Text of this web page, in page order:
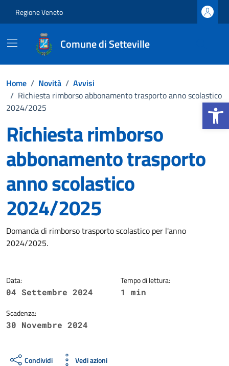
Apri la
Regione Veneto
Comune di Setteville
Home / Novità / Avvisi
/ Richiesta rimborso abbonamento trasporto anno scolastico
2024/2025
Richiesta rimborso
abbonamento trasporto
anno scolastico
2024/2025
Dettagli della notizia
Domanda di rimborso trasporto scolastico per l'anno
2024/2025.
Data:
04 Settembre 2024
Scadenza:
30 Novembre 2024
Tempo di lettura:
1 min
Condividi Vedi azioni